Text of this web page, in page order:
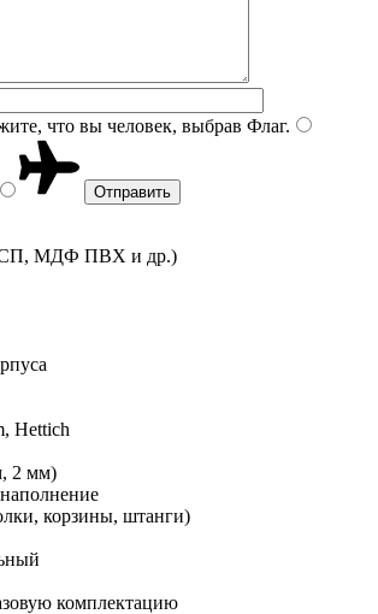
что вы человек, выбрав Флаг.
МДФ ПВХ и др.)
Hettich
2 мм)
корзины, штанги)
комплектацию